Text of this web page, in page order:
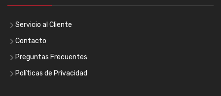
Servicio al Cliente
Contacto
Preguntas Frecuentes
Políticas de Privacidad